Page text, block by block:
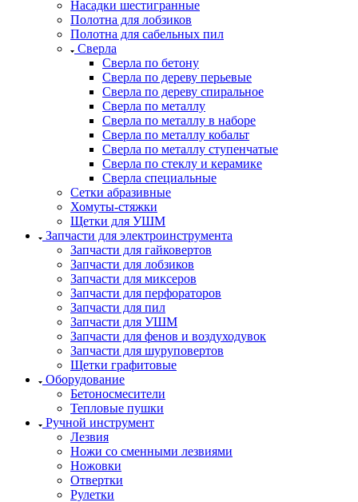
Насадки шестигранные
Полотна для лобзиков
Полотна для сабельных пил
Сверла
Сверла по бетону
Сверла по дереву перьевые
Сверла по дереву спиральное
Сверла по металлу
Сверла по металлу в наборе
Сверла по металлу кобальт
Сверла по металлу ступенчатые
Сверла по стеклу и керамике
Сверла специальные
Сетки абразивные
Хомуты-стяжки
Щетки для УШМ
Запчасти для электроинструмента
Запчасти для гайковертов
Запчасти для лобзиков
Запчасти для миксеров
Запчасти для перфораторов
Запчасти для пил
Запчасти для УШМ
Запчасти для фенов и воздуходувок
Запчасти для шуруповертов
Щетки графитовые
Оборудование
Бетоносмесители
Тепловые пушки
Ручной инструмент
Лезвия
Ножи со сменными лезвиями
Ножовки
Отвертки
Рулетки